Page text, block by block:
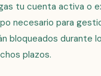
tu cuenta activa o
necesario para
bloqueados durante
plazos.